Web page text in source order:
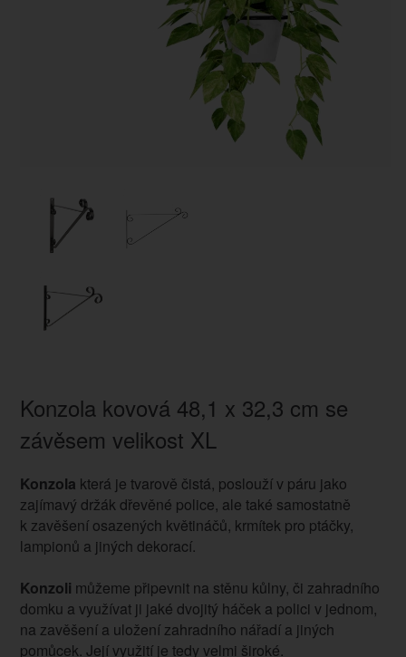
Konzola kovová 48,1 x 32,3 cm se
závěsem velikost XL
Konzola která je tvarově čistá, poslouží v páru jako
zajímavý držák dřevěné police, ale také samostatně
k zavěšení osazených květináčů, krmítek pro ptáčky,
lampionů a jiných dekorací.
Konzoli můžeme připevnit na stěnu kůlny, či zahradního
domku a využívat ji jaké dvojitý háček a polici v jednom,
na zavěšení a uložení zahradního nářadí a jiných
pomůcek. Její využití je tedy velmi široké.